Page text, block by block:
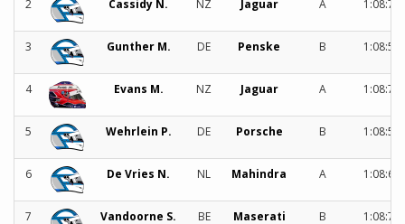
2 Cassidy N. NZ Jaguar A
3 Gunther M. DE Penske B
4 Evans M. NZ Jaguar A
5 Wehrlein P. DE Porsche B
6 De Vries N. NL Mahindra A
7 Vandoorne S. BE Maserati B